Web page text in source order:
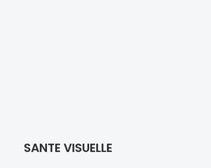
SANTE VISUELLE